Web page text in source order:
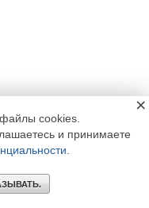
файлы cookies.
и принимаете
×